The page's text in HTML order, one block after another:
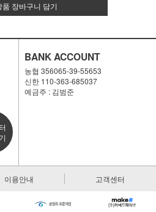
장바구니 담기
BANK ACCOUNT
농협 356065-39-55653
신한 110-363-685037
예금주 : 김범준
이용안내 고객센터